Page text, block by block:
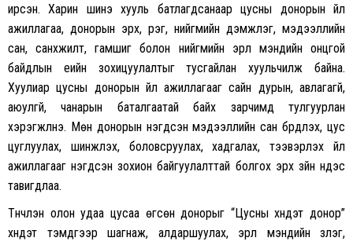
ирсэн. Харин шинэ хууль батлагдсанаар цусны донорын үйл
ажиллагаа, донорын эрх, үүрэг, нийгмийн дэмжлэг, мэдээллийн
сан, санхүүжилт, гамшиг болон нийгмийн эрүүл мэндийн онцгой
байдлын үеийн зохицуулалтыг тусгайлан хуульчилж байна.
Хуулиар цусны донорын үйл ажиллагааг сайн дурын, авлагагүй,
аюулгүй, чанарын баталгаатай байх зарчимд тулгуурлан
хэрэгжүүлнэ. Мөн донорын нэгдсэн мэдээллийн сан бүрдүүлэх, цус
цуглуулах, шинжлэх, боловсруулах, хадгалах, тээвэрлэх үйл
ажиллагааг нэгдсэн зохион байгуулалттай болгох эрх зүйн үндэс
тавигдлаа.
Түүнчлэн олон удаа цусаа өгсөн донорыг “Цусны хүндэт донор”
хүндэт тэмдгээр шагнаж, алдаршуулах, эрүүл мэндийн үзлэг,